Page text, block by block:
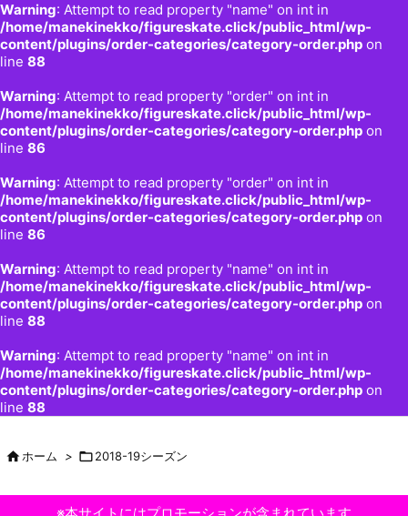
Warning: Attempt to read property "name" on int in
/home/manekinekko/figureskate.click/public_html/wp-
content/plugins/order-categories/category-order.php on
line 88
Warning: Attempt to read property "order" on int in
/home/manekinekko/figureskate.click/public_html/wp-
content/plugins/order-categories/category-order.php on
line 86
Warning: Attempt to read property "order" on int in
/home/manekinekko/figureskate.click/public_html/wp-
content/plugins/order-categories/category-order.php on
line 86
Warning: Attempt to read property "name" on int in
/home/manekinekko/figureskate.click/public_html/wp-
content/plugins/order-categories/category-order.php on
line 88
Warning: Attempt to read property "name" on int in
/home/manekinekko/figureskate.click/public_html/wp-
content/plugins/order-categories/category-order.php on
line 88
ホーム > 2018-19シーズン